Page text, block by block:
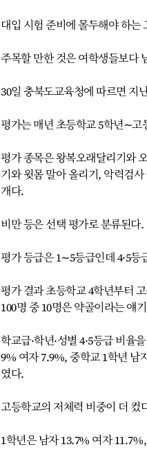
대입 시험 준비에 몰두해야 하
주목할 만한 것은 여학생들보다
30일 충북도교육청에 따르면 지
평가는 매년 초등학교 5학년∼고
평가 종목은 왕복오래달리기와
기와 윗몸 말아 올리기, 악력검
개다.
비만 등은 선택 평가로 분류된다.
평가 등급은 1∼5등급인데 4·5등
평가 결과 초등학교 4학년부터
100명 중 10명은 약골이라는 얘
학교급·학년·성별 4·5등급 비율
9% 여자 7.9%, 중학교 1학년 남
였다.
고등학교의 저체력 비중이 더 컸
1학년은 남자 13.7% 여자